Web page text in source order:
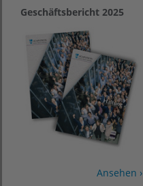
Geschäftsbericht 2025
Ansehen ›